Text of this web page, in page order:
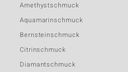
Amethystschmuck
Aquamarinschmuck
Bernsteinschmuck
Citrinschmuck
Diamantschmuck